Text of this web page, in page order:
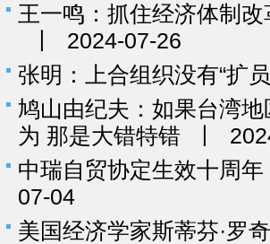
王一鸣：抓住经济体制
2024-07-26
张明：上合组织没有“扩
鸠山由纪夫：如果台湾地
为 那是大错特错
中瑞自贸协定生效十周
07-04
美国经济学家斯蒂芬·罗